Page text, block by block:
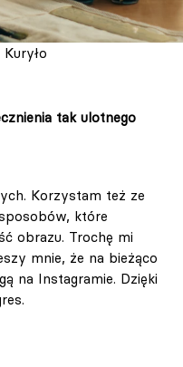
tak ulotnego
Korzystam też ze
które
obrazu. Trochę mi
mnie, że na bieżąco
na Instagramie. Dzięki